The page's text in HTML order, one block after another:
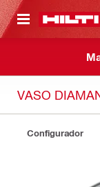
PRINCIPAL
VASO
Configurador